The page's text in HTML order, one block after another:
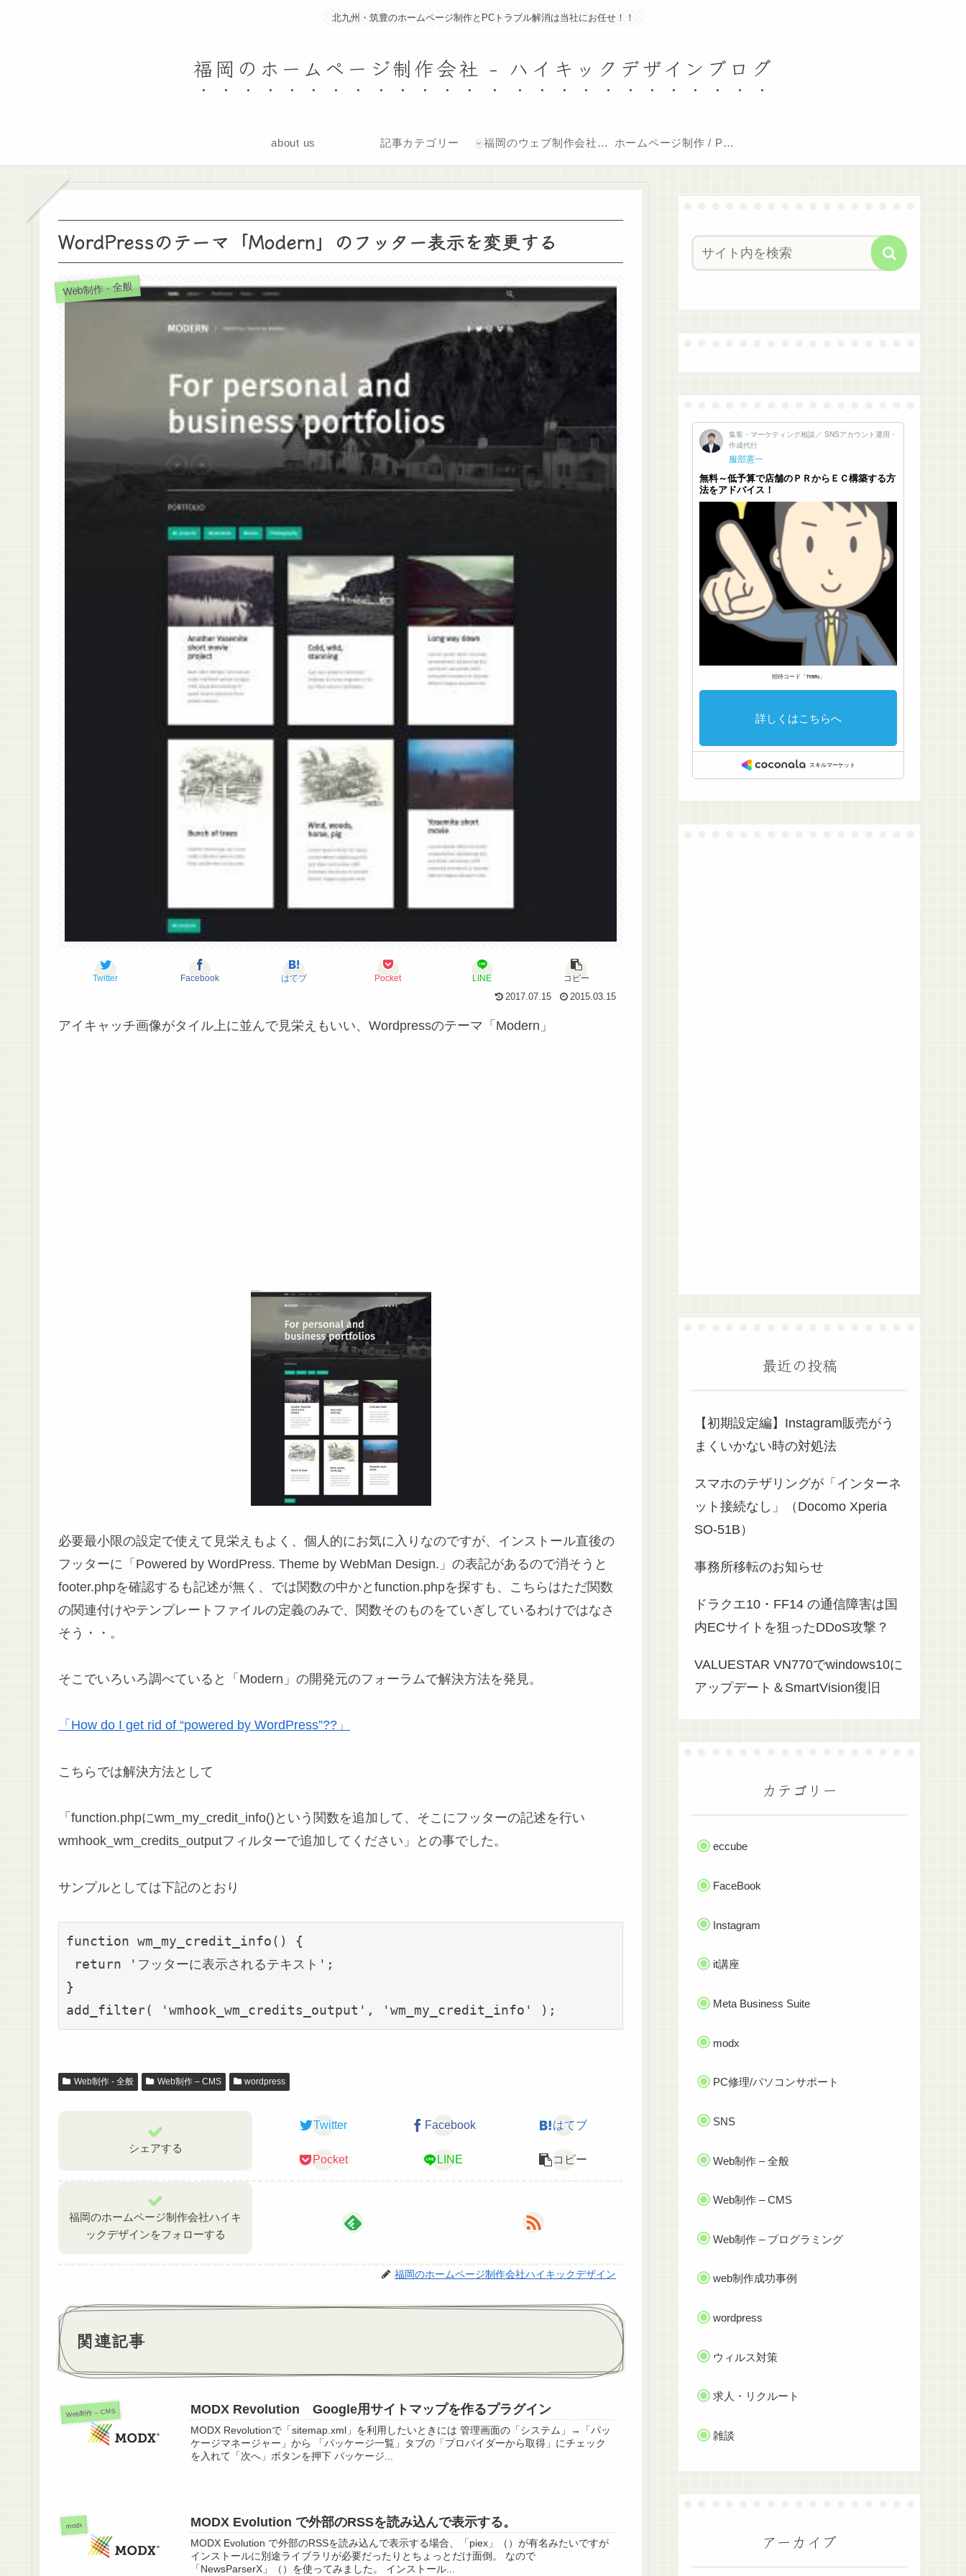
北九州・筑豊のホームページ制作とPCトラブル解消は当社にお任せ！！
福岡のホームページ制作会社 - ハイキックデザインブログ
about us 記事カテゴリー 福岡のウェブ制作会社ハ
イキックデザイン-オフ
ホームページ制作 / PC
WordPressのテーマ「Modern」のフッター表示を変更する
Web制作 - 全般
Twitter Facebook はてブ Pocket LINE
コピー
2017.07.15
2015.03.15
アイキャッチ画像がタイル上に並んで見栄えもいい、Wordpressのテーマ「Modern」
必要最小限の設定で使えて見栄えもよく、個人的にお気に入りなのですが、インストール直後の
フッターに「Powered by WordPress. Theme by WebMan Design.」の表記があるので消そうと
footer.phpを確認するも記述が無く、では関数の中かとfunction.phpを探すも、こちらはただ関数
の関連付けやテンプレートファイルの定義のみで、関数そのものをていぎしているわけではなさ
そう・・。
そこでいろいろ調べていると「Modern」の開発元のフォーラムで解決方法を発見。
「How do I get rid of “powered by WordPress”??」
こちらでは解決方法として
「function.phpにwm_my_credit_info()という関数を追加して、そこにフッターの記述を行い
wmhook_wm_credits_outputフィルターで追加してください」との事でした。
サンプルとしては下記のとおり
function wm_my_credit_info() {
return 'フッターに表示されるテキスト';
}
add_filter( 'wmhook_wm_credits_output', 'wm_my_credit_info' );
Web制作 - 全般 Web制作 – CMS wordpress
シェアする
Twitter Facebook はてブ
Pocket LINE コピー
福岡のホームページ制作会社ハイキ
ックデザインをフォローする
福岡のホームページ制作会社ハイキックデザイン
関連記事
Web制作 – CMS MODX Revolution Google用サイトマップを作るプラグイン
MODX Revolutionで「sitemap.xml」を利用したいときには 管理画面の「システム」→「パッ
ケージマネージャー」から 「パッケージ一覧」タブの「プロバイダーから取得」にチェック
を入れて「次へ」ボタンを押下 パッケージ...
modx MODX Evolution で外部のRSSを読み込んで表示する。
MODX Evolution で外部のRSSを読み込んで表示する場合、「piex」（）が有名みたいですが
インストールに別途ライブラリが必要だったりとちょっとだけ面倒。 なので
「NewsParserX」（）を使ってみました。 インストール...
最近の投稿
【初期設定編】Instagram販売がう
まくいかない時の対処法
スマホのテザリングが「インターネ
ット接続なし」（Docomo Xperia
SO-51B）
事務所移転のお知らせ
ドラクエ10・FF14 の通信障害は国
内ECサイトを狙ったDDoS攻撃？
VALUESTAR VN770でwindows10に
アップデート＆SmartVision復旧
カテゴリー
eccube
FaceBook
Instagram
it講座
Meta Business Suite
modx
PC修理/パソコンサポート
SNS
Web制作 – 全般
Web制作 – CMS
Web制作 – プログラミング
web制作成功事例
wordpress
ウィルス対策
求人・リクルート
雑談
アーカイブ